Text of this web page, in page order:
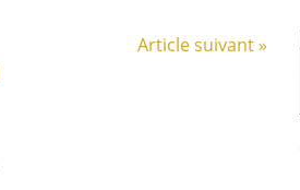
Article suivant »